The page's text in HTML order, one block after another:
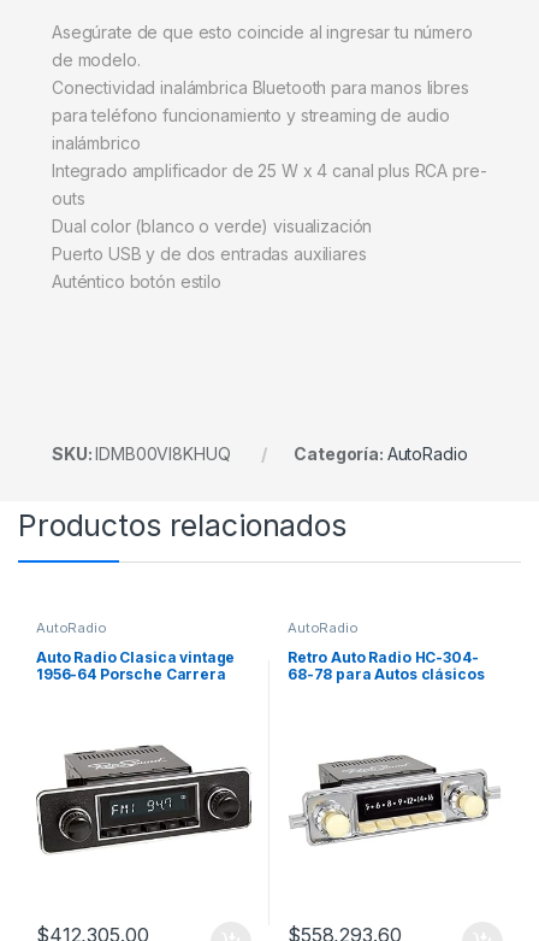
Asegúrate de que esto coincide al ingresar tu número
de modelo.
Conectividad inalámbrica Bluetooth para manos libres
para teléfono funcionamiento y streaming de audio
inalámbrico
Integrado amplificador de 25 W x 4 canal plus RCA pre-
outs
Dual color (blanco o verde) visualización
Puerto USB y de dos entradas auxiliares
Auténtico botón estilo
SKU:IDMB00VI8KHUQ Categoría: AutoRadio
Productos relacionados
AutoRadio
Auto Radio Clasica vintage
1956-64 Porsche Carrera
$412,305.00
AutoRadio
Retro Auto Radio HC-304-
68-78 para Autos clásicos
$558,293.60